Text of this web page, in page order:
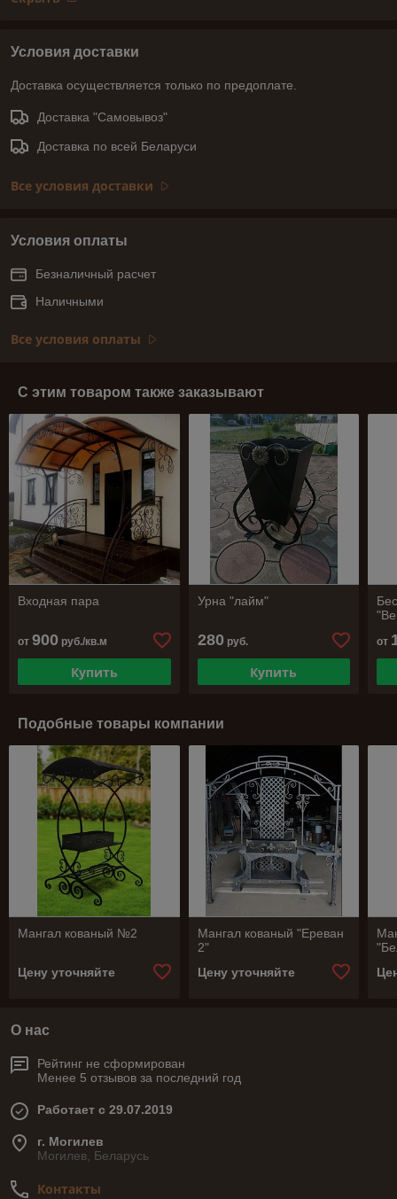
Условия доставки
Доставка осуществляется только по предоплате.
Доставка "Самовывоз"
Доставка по всей Беларуси
Все условия доставки
Условия оплаты
Безналичный расчет
Наличными
Все условия оплаты
С этим товаром также заказывают
Входная пара
от 900 руб./кв.м
Купить
Урна "лайм"
280руб.
Купить
от
Подобные товары компании
Мангал кованый №2
Цену уточняйте
Мангал кованый "Ереван
2"
Цену уточняйте
О нас
Рейтинг не сформирован
Менее 5 отзывов за последний год
Работает с 29.07.2019
г. Могилев
Могилев, Беларусь
Контакты